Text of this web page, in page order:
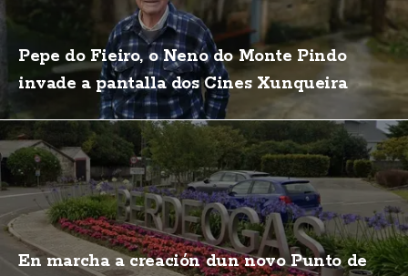
Pepe do Fieiro, o Neno do Monte Pindo
invade a pantalla dos Cines Xunqueira
En marcha a creación dun novo Punto de